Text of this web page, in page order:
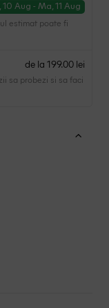
10 Aug - Ma, 11 Aug
estimat poate fi
de la 199.00 lei
sa probezi si sa faci